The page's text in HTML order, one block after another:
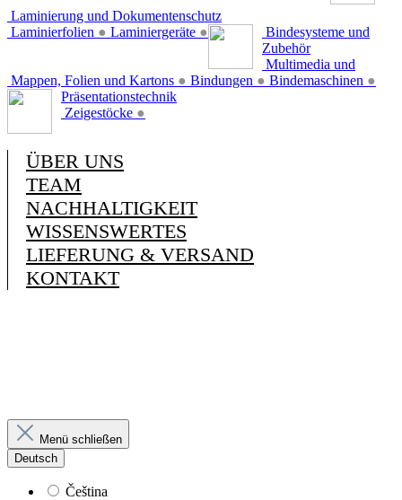
Laminierung und Dokumentenschutz
Laminierfolien ● Laminiergeräte ●
Bindesysteme und
Zubehör
Mappen, Folien und Kartons ● Bindungen ● Bindemaschinen ●
Multimedia und
Präsentationstechnik
Zeigestöcke ●
ÜBER UNS
TEAM
NACHHALTIGKEIT
WISSENSWERTES
LIEFERUNG & VERSAND
KONTAKT
Menü schließen
Deutsch
Čeština